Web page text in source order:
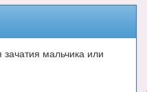
мальчика или